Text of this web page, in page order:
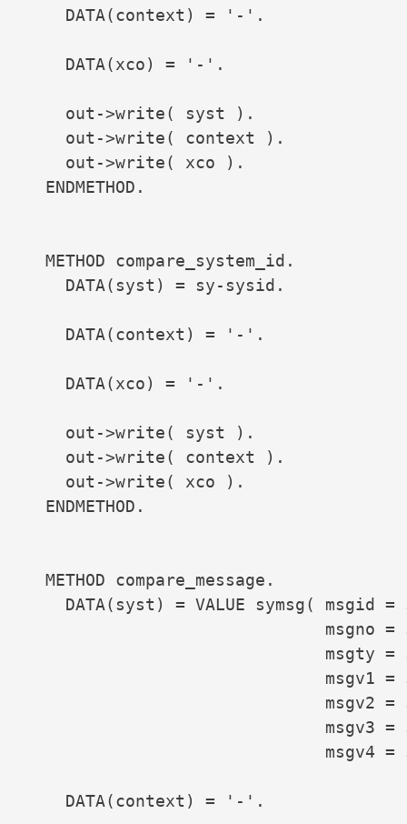
DATA(context) = '-'.
DATA(xco) = '-'.
out->write( syst ).
out->write( context ).
out->write( xco ).
ENDMETHOD.
METHOD compare_system_id.
DATA(syst) = sy-sysid.
DATA(context) = '-'.
DATA(xco) = '-'.
out->write( syst ).
out->write( context ).
out->write( xco ).
ENDMETHOD.
METHOD compare_message.
DATA(syst) = VALUE symsg( msgid =
msgno = sy-
msgty = sy-
msgv1 = sy-
msgv2 = sy-
msgv3 = sy-
msgv4 = sy-
DATA(context) = '-'.